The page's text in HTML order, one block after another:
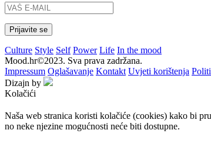
Culture Style Self Power Life In the mood
Mood.hr©2023. Sva prava zadržana.
Impressum Oglašavanje Kontakt Uvjeti korištenja
Dizajn by
Kolačići
Naša web stranica koristi kolačiće (cookies) kako bi
no neke njezine mogućnosti neće biti dostupne.